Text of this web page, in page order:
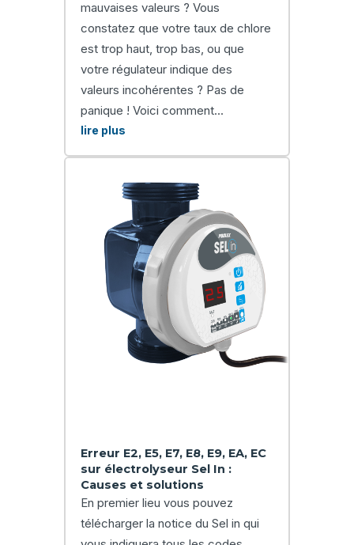
mauvaises valeurs ? Vous
constatez que votre taux de chlore
est trop haut, trop bas, ou que
votre régulateur indique des
valeurs incohérentes ? Pas de
panique ! Voici comment...
lire plus
Erreur E2, E5, E7, E8, E9, EA, EC
sur électrolyseur Sel In :
Causes et solutions
En premier lieu vous pouvez
télécharger la notice du Sel in qui